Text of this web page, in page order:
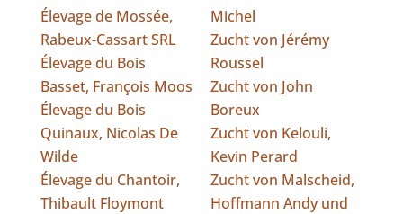
Élevage de Mossée,
Rabeux-Cassart SRL
Élevage du Bois
Basset, François Moos
Élevage du Bois
Quinaux, Nicolas De
Wilde
Élevage du Chantoir,
Thibault Floymont
Michel
Zucht von Jérémy
Roussel
Zucht von John
Boreux
Zucht von Kelouli,
Kevin Perard
Zucht von Malscheid,
Hoffmann Andy und